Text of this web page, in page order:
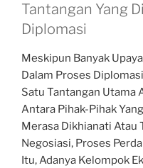
Tantangan Yang
Diplomasi
Meskipun Banyak
Dalam Proses
Satu Tantangan Utama
Antara Pihak-Pihak
Merasa Dikhianati Atau
Negosiasi, Proses
Itu, Adanya Kelompok